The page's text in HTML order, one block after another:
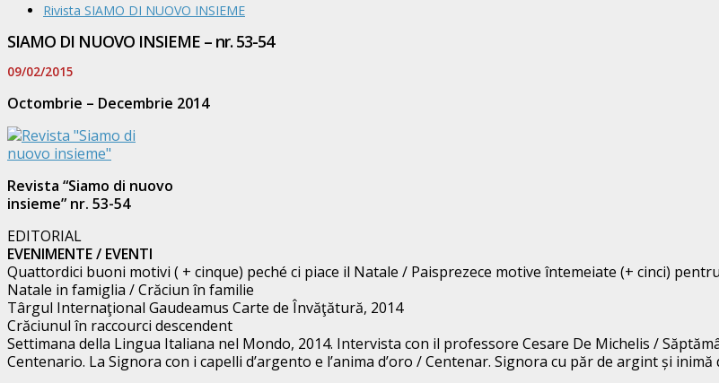
Rivista SIAMO DI NUOVO INSIEME
SIAMO DI NUOVO INSIEME – nr. 53-54
09/02/2015
Octombrie – Decembrie 2014
Revista “Siamo di nuovo
insieme” nr. 53-54
EDITORIAL
EVENIMENTE / EVENTI
Quattordici buoni motivi ( + cinque) peché ci piace il Natale / Paisprezece motive întemeiate (+ cinci)
Natale in famiglia / Crăciun în familie
Târgul Internaţional Gaudeamus Carte de Învăţătură, 2014
Crăciunul în raccourci descendent
Settimana della Lingua Italiana nel Mondo, 2014. Intervista con il professore Cesare De Michelis /
Centenario. La Signora con i capelli d’argento e l’anima d’oro / Centenar. Signora cu păr de argint și inimă